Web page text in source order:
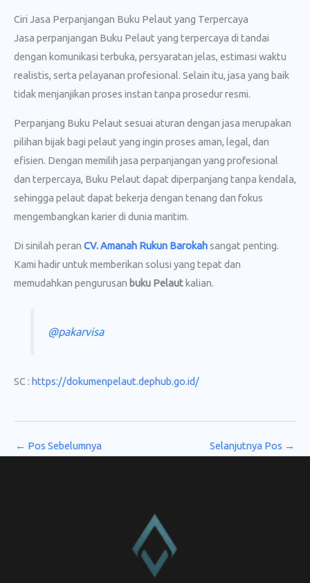
Ciri Jasa Perpanjangan Buku Pelaut yang Terpercaya
Jasa perpanjangan Buku Pelaut yang terpercaya di tandai
dengan komunikasi terbuka, persyaratan jelas, estimasi waktu
realistis, serta pelayanan profesional. Selain itu, jasa yang baik
tidak menjanjikan proses instan tanpa prosedur resmi.
Perpanjang Buku Pelaut sesuai aturan dengan jasa merupakan
pilihan bijak bagi pelaut yang ingin proses aman, legal, dan
efisien. Dengan memilih jasa perpanjangan yang profesional
dan terpercaya, Buku Pelaut dapat diperpanjang tanpa kendala,
sehingga pelaut dapat bekerja dengan tenang dan fokus
mengembangkan karier di dunia maritim.
Di sinilah peran CV. Amanah Rukun Barokahsangat penting.
Kami hadir untuk memberikan solusi yang tepat dan
memudahkan pengurusan buku Pelaut kalian.
@pakarvisa
SC : https://dokumenpelaut.dephub.go.id/
← Pos Sebelumnya Selanjutnya Pos →